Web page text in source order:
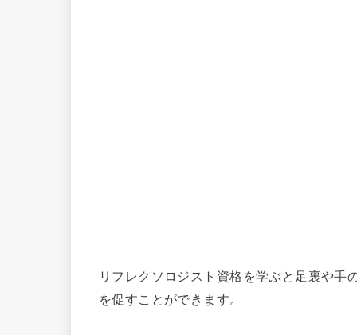
リフレクソロジスト資格を学ぶと足裏や手
を促すことができます。